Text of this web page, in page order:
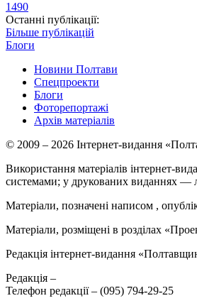
1490
Останні публікації:
Більше публікацій
Блоги
Новини Полтави
Спецпроекти
Блоги
Фоторепортажі
Архів матеріалів
© 2009 – 2026 Інтернет-видання
Використання матеріалів інтернет-
системами; у друкованих виданнях —
Матеріали, позначені написом ,
Матеріали, розміщені в розділах
Редакція інтернет-видання
Редакція –
Телефон редакції – (095) 794-29-25